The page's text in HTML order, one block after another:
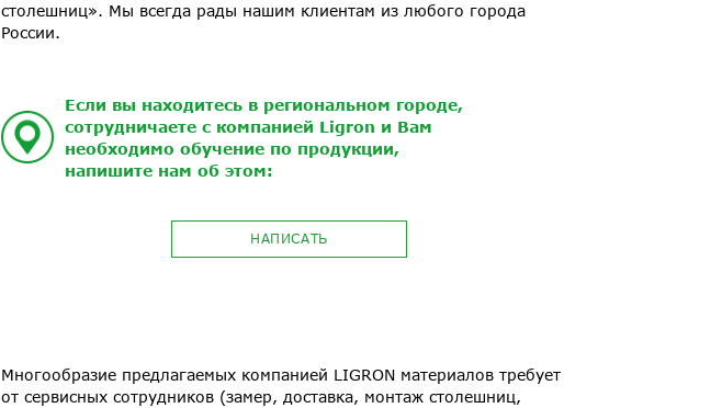
столешниц». Мы всегда рады нашим клиентам из любого города
России.
Если вы находитесь в региональном городе,
сотрудничаете с компанией Ligron и Вам
необходимо обучение по продукции,
напишите нам об этом:
НАПИСАТЬ
Многообразие предлагаемых компанией LIGRON материалов требует
от сервисных сотрудников (замер, доставка, монтаж столешниц,